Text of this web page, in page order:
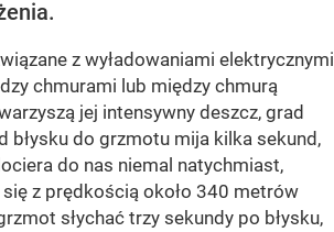
z wyładowaniami elektrycznymi
chmurami lub między chmurą
jej intensywny deszcz, grad
błysku do grzmotu mija kilka sekund,
do nas niemal natychmiast,
z prędkością około 340 metrów
słychać trzy sekundy po błysku,